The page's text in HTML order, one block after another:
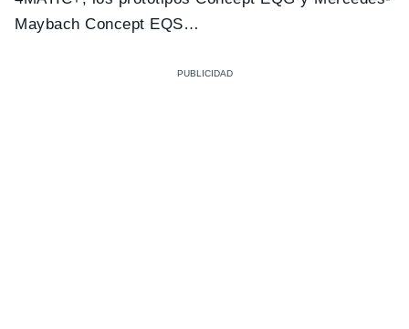
Maybach Concept EQS…